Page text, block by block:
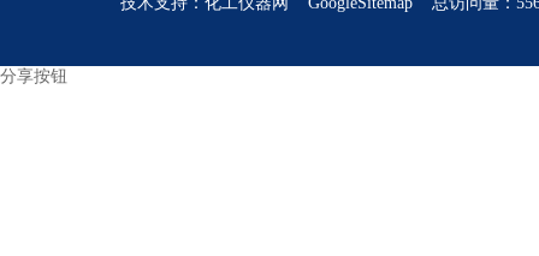
分享按钮